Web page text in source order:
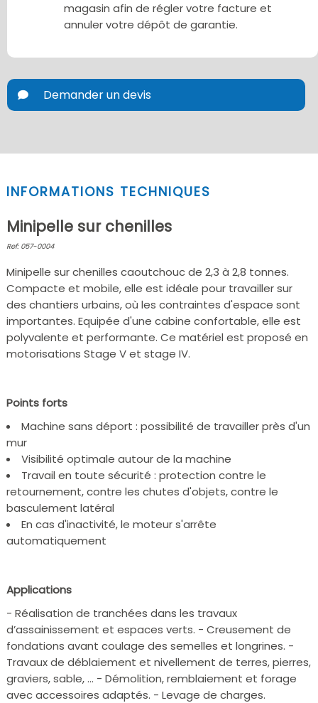
magasin afin de régler votre facture et
annuler votre dépôt de garantie.
Demander un devis
INFORMATIONS TECHNIQUES
Minipelle sur chenilles
Ref: 057-0004
Minipelle sur chenilles caoutchouc de 2,3 à 2,8 tonnes.
Compacte et mobile, elle est idéale pour travailler sur
des chantiers urbains, où les contraintes d'espace sont
importantes. Equipée d'une cabine confortable, elle est
polyvalente et performante. Ce matériel est proposé en
motorisations Stage V et stage IV.
Points forts
Machine sans déport : possibilité de travailler près d'un
mur
Visibilité optimale autour de la machine
Travail en toute sécurité : protection contre le
retournement, contre les chutes d'objets, contre le
basculement latéral
En cas d'inactivité, le moteur s'arrête
automatiquement
Applications
- Réalisation de tranchées dans les travaux
d’assainissement et espaces verts. - Creusement de
fondations avant coulage des semelles et longrines. -
Travaux de déblaiement et nivellement de terres, pierres,
graviers, sable, … - Démolition, remblaiement et forage
avec accessoires adaptés. - Levage de charges.